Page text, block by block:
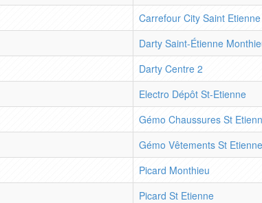
Carrefour City Saint
Darty Saint-Étienne
Darty Centre 2
Electro Dépôt St-Etienne
Gémo Chaussures St
Gémo Vêtements St Etienne
Picard Monthieu
Picard St Etienne